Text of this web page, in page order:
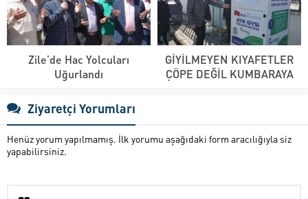
Zile’de Hac Yolcuları
Uğurlandı
GİYİLMEYEN KIYAFETLER
ÇÖPE DEĞİL KUMBARAYA
Ziyaretçi Yorumları
Henüz yorum yapılmamış. İlk yorumu aşağıdaki form aracılığıyla siz
yapabilirsiniz.